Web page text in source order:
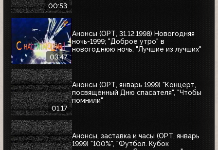
00:53
03:47
Анонсы (ОРТ, 31.12.1998) Новогодняя
ночь-1999; "Доброе утро" в
новогоднюю ночь; "Лучшие из лучших"
01:17
Анонсы (ОРТ, январь 1999) "Концерт,
посвящённый Дню спасателя", "Чтобы
помнили"
Анонсы, заставка и часы (ОРТ, январь
1999) "100%", "Футбол. Кубок